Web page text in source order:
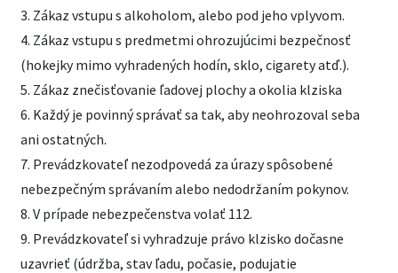
3. Zákaz vstupu s alkoholom, alebo pod jeho vplyvom.
4. Zákaz vstupu s predmetmi ohrozujúcimi bezpečnosť
(hokejky mimo vyhradených hodín, sklo, cigarety atď.).
5. Zákaz znečisťovanie ľadovej plochy a okolia klziska
6. Každý je povinný správať sa tak, aby neohrozoval seba
ani ostatných.
7. Prevádzkovateľ nezodpovedá za úrazy spôsobené
nebezpečným správaním alebo nedodržaním pokynov.
8. V prípade nebezpečenstva volať 112.
9. Prevádzkovateľ si vyhradzuje právo klzisko dočasne
uzavrieť (údržba, stav ľadu, počasie, podujatie